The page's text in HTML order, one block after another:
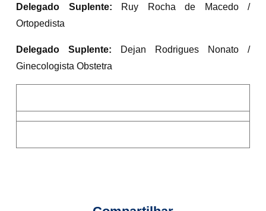
Delegado Suplente: Ruy Rocha de Macedo /
Ortopedista
Delegado Suplente: Dejan Rodrigues Nonato /
Ginecologista Obstetra